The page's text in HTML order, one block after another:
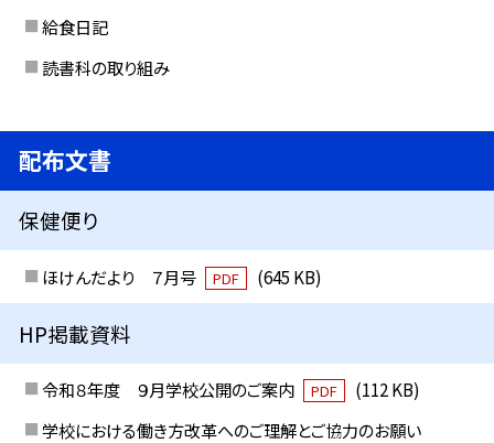
給食日記
読書科の取り組み
配布文書
保健便り
ほけんだより ７月号 PDF (645 KB)
HP掲載資料
令和８年度 ９月学校公開のご案内 PDF
(112 KB)
学校における働き方改革へのご理解とご協力のお願い